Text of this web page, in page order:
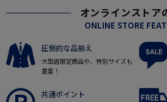
オンラインストア
ONLINE STORE
圧倒的な品揃え
大型店限定商品や、特別サイズも
豊富！
共通ポイント